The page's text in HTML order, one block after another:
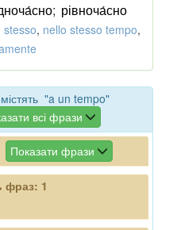
; рівноча́сно
stesso, nello stesso tempo,
"a un tempo"
всі фрази
Показати фрази
фраз: 1